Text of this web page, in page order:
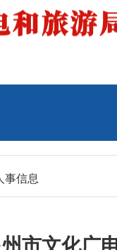
事信息
市文化广